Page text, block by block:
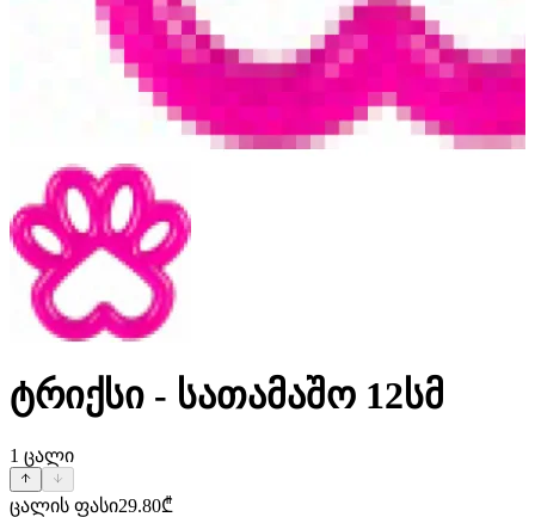
ტრიქსი - სათამაშო 12სმ
1 ცალი
ცალის ფასი29.80₾